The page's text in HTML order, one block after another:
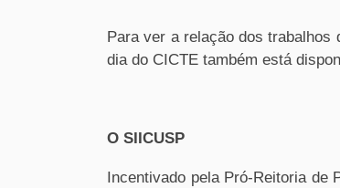
Para ver a relação dos
dia do CICTE também está
O SIICUSP
Incentivado pela Pró-Reitoria de